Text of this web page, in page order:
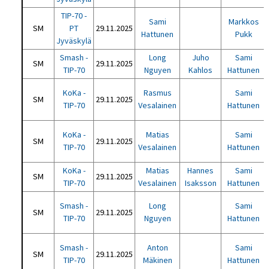
SM
TIP-70 -
PT
Jyväskylä
29.11.2025
Sami
Hattunen
Markkos
Pukk
SM
Smash -
TIP-70
29.11.2025
Long
Nguyen
Juho
Kahlos
Sami
Hattunen
SM
KoKa -
TIP-70
29.11.2025
Rasmus
Vesalainen
Sami
Hattunen
SM
KoKa -
TIP-70
29.11.2025
Matias
Vesalainen
Sami
Hattunen
SM
KoKa -
TIP-70
29.11.2025
Matias
Vesalainen
Hannes
Isaksson
Sami
Hattunen
SM
Smash -
TIP-70
29.11.2025
Long
Nguyen
Sami
Hattunen
SM
Smash -
TIP-70
29.11.2025
Anton
Mäkinen
Sami
Hattunen